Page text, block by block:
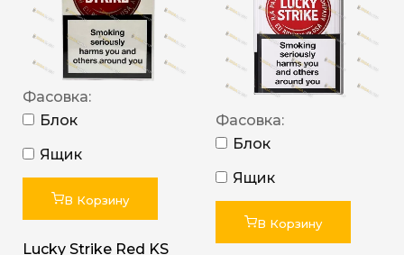
Фасовка:
Блок
Ящик
В Корзину
Lucky Strike Red KS
Фасовка:
Блок
Ящик
В Корзину